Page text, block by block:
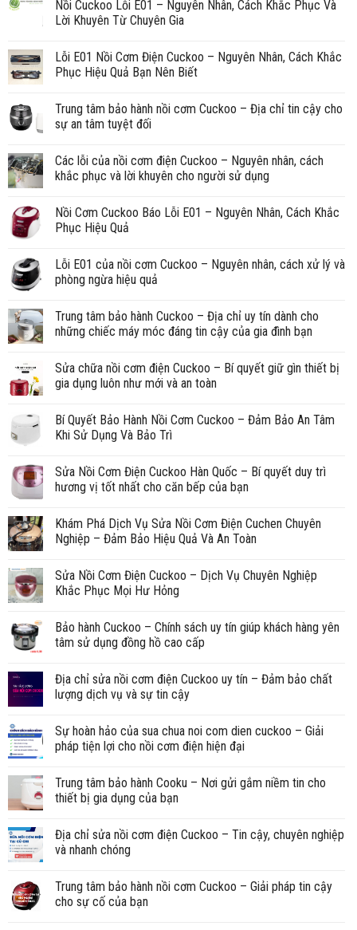
Nồi Cuckoo Lỗi E01 – Nguyên Nhân, Cách Khắc Phục Và
Lời Khuyên Từ Chuyên Gia
Lỗi E01 Nồi Cơm Điện Cuckoo – Nguyên Nhân, Cách Khắc
Phục Hiệu Quả Bạn Nên Biết
Trung tâm bảo hành nồi cơm Cuckoo – Địa chỉ tin cậy cho
sự an tâm tuyệt đối
Các lỗi của nồi cơm điện Cuckoo – Nguyên nhân, cách
khắc phục và lời khuyên cho người sử dụng
Nồi Cơm Cuckoo Báo Lỗi E01 – Nguyên Nhân, Cách Khắc
Phục Hiệu Quả
Lỗi E01 của nồi cơm Cuckoo – Nguyên nhân, cách xử lý và
phòng ngừa hiệu quả
Trung tâm bảo hành Cuckoo – Địa chỉ uy tín dành cho
những chiếc máy móc đáng tin cậy của gia đình bạn
Sửa chữa nồi cơm điện Cuckoo – Bí quyết giữ gìn thiết bị
gia dụng luôn như mới và an toàn
Bí Quyết Bảo Hành Nồi Cơm Cuckoo – Đảm Bảo An Tâm
Khi Sử Dụng Và Bảo Trì
Sửa Nồi Cơm Điện Cuckoo Hàn Quốc – Bí quyết duy trì
hương vị tốt nhất cho căn bếp của bạn
Khám Phá Dịch Vụ Sửa Nồi Cơm Điện Cuchen Chuyên
Nghiệp – Đảm Bảo Hiệu Quả Và An Toàn
Sửa Nồi Cơm Điện Cuckoo – Dịch Vụ Chuyên Nghiệp
Khắc Phục Mọi Hư Hỏng
Bảo hành Cuckoo – Chính sách uy tín giúp khách hàng yên
tâm sử dụng đồng hồ cao cấp
Địa chỉ sửa nồi cơm điện Cuckoo uy tín – Đảm bảo chất
lượng dịch vụ và sự tin cậy
Sự hoàn hảo của sua chua noi com dien cuckoo – Giải
pháp tiện lợi cho nồi cơm điện hiện đại
Trung tâm bảo hành Cooku – Nơi gửi gắm niềm tin cho
thiết bị gia dụng của bạn
Địa chỉ sửa nồi cơm điện Cuckoo – Tin cậy, chuyên nghiệp
và nhanh chóng
Trung tâm bảo hành nồi cơm Cuckoo – Giải pháp tin cậy
cho sự cố của bạn